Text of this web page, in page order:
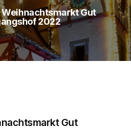
Gut
2022
Gut